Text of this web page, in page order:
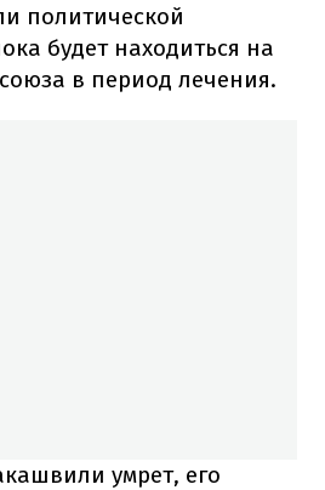
политической
будет находиться на
в период лечения.
умрет, его